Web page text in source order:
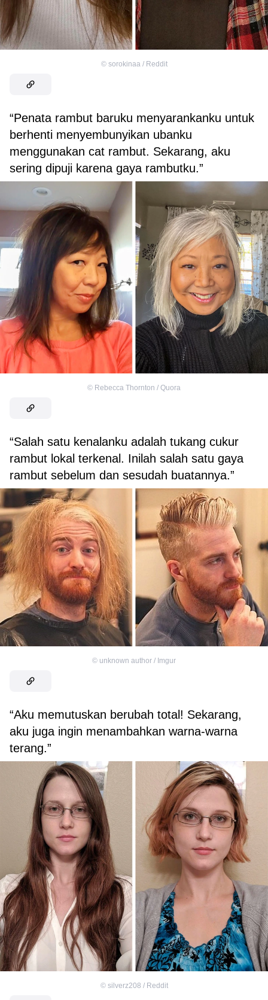
© sorokinaa / Reddit
“Penata rambut baruku menyarankanku untuk
berhenti menyembunyikan ubanku
menggunakan cat rambut. Sekarang, aku
sering dipuji karena gaya rambutku.”
© Rebecca Thornton / Quora
“Salah satu kenalanku adalah tukang cukur
rambut lokal terkenal. Inilah salah satu gaya
rambut sebelum dan sesudah buatannya.”
© unknown author / Imgur
“Aku memutuskan berubah total! Sekarang,
aku juga ingin menambahkan warna-warna
terang.”
© silverz208 / Reddit